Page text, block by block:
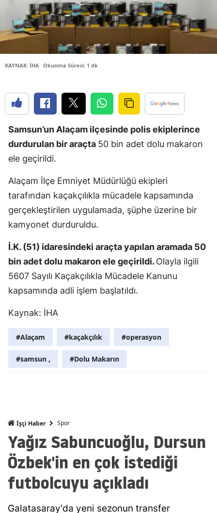
Çorum
Erzincan
Erzurum
Giresun
Hakkari
Hatay
Kırşehir
KAYNAK: İHA Okunma Süresi: 1 dk
Samsun’un Alaçam ilçesinde polis ekiplerince
durdurulan bir araçta 50 bin adet dolu makaron
ele geçirildi.
Alaçam İlçe Emniyet Müdürlüğü ekipleri
tarafından kaçakçılıkla mücadele kapsamında
gerçekleştirilen uygulamada, şüphe üzerine bir
kamyonet durduruldu.
İ.K. (51) idaresindeki araçta yapılan aramada 50
bin adet dolu makaron ele geçirildi.Olayla ilgili
5607 Sayılı Kaçakçılıkla Mücadele Kanunu
kapsamında adli işlem başlatıldı.
Kaynak: İHA
#Alaçam #kaçakçılık #operasyon
#samsun , #Dolu Makarın
İşçi Haber Spor
Yağız Sabuncuoğlu, Dursun
Özbek'in en çok istediği
futbolcuyu açıkladı
Galatasaray'da yeni sezonun transfer